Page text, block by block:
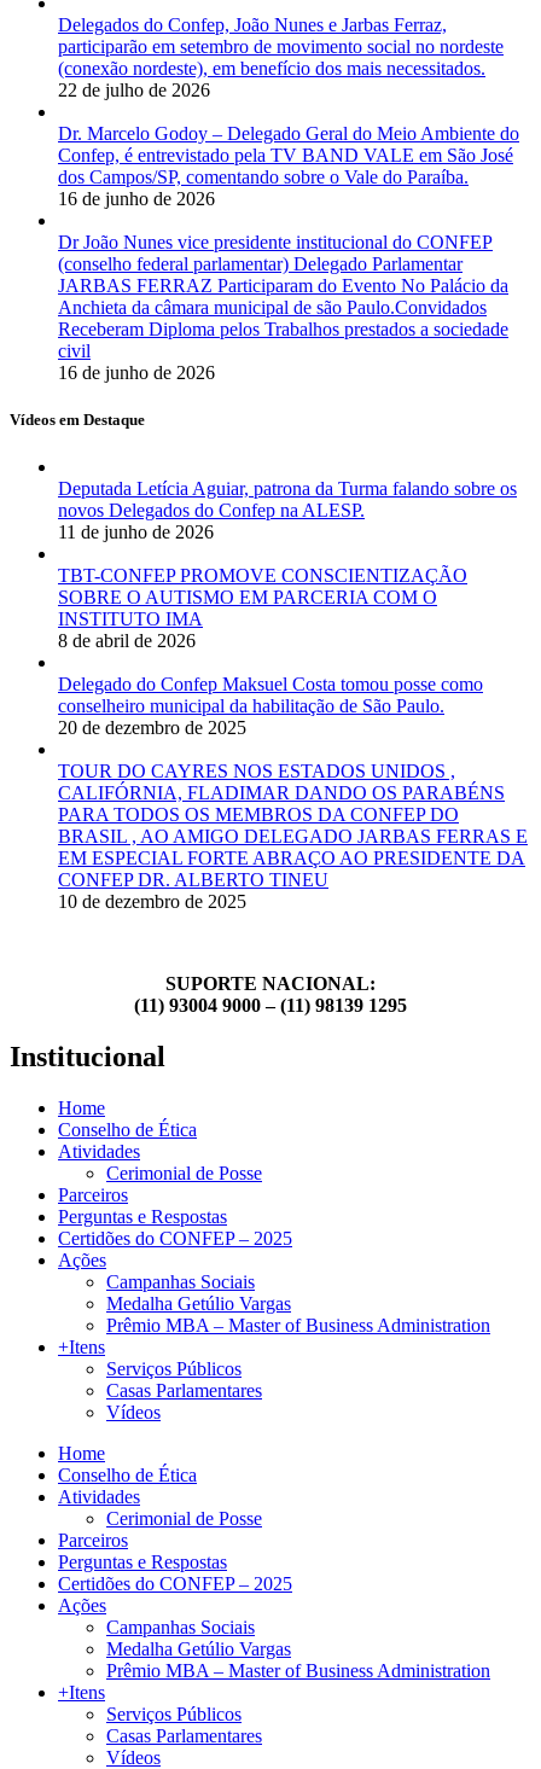
Delegados do Confep, João Nunes e Jarbas Ferraz,
participarão em setembro de movimento social no nordeste
(conexão nordeste), em benefício dos mais necessitados.
22 de julho de 2026
Dr. Marcelo Godoy – Delegado Geral do Meio Ambiente do
Confep, é entrevistado pela TV BAND VALE em São José
dos Campos/SP, comentando sobre o Vale do Paraíba.
16 de junho de 2026
Dr João Nunes vice presidente institucional do CONFEP
(conselho federal parlamentar) Delegado Parlamentar
JARBAS FERRAZ Participaram do Evento No Palácio da
Anchieta da câmara municipal de são Paulo.Convidados
Receberam Diploma pelos Trabalhos prestados a sociedade
civil
16 de junho de 2026
Vídeos em Destaque
Deputada Letícia Aguiar, patrona da Turma falando sobre os
novos Delegados do Confep na ALESP.
11 de junho de 2026
TBT-CONFEP PROMOVE CONSCIENTIZAÇÃO
SOBRE O AUTISMO EM PARCERIA COM O
INSTITUTO IMA
8 de abril de 2026
Delegado do Confep Maksuel Costa tomou posse como
conselheiro municipal da habilitação de São Paulo.
20 de dezembro de 2025
TOUR DO CAYRES NOS ESTADOS UNIDOS ,
CALIFÓRNIA, FLADIMAR DANDO OS PARABÉNS
PARA TODOS OS MEMBROS DA CONFEP DO
BRASIL , AO AMIGO DELEGADO JARBAS FERRAS E
EM ESPECIAL FORTE ABRAÇO AO PRESIDENTE DA
CONFEP DR. ALBERTO TINEU
10 de dezembro de 2025
SUPORTE NACIONAL:
(11) 93004 9000 – (11) 98139 1295
Institucional
Home
Conselho de Ética
Atividades
Cerimonial de Posse
Parceiros
Perguntas e Respostas
Certidões do CONFEP – 2025
Ações
Campanhas Sociais
Medalha Getúlio Vargas
Prêmio MBA – Master of Business Administration
+Itens
Serviços Públicos
Casas Parlamentares
Vídeos
Home
Conselho de Ética
Atividades
Cerimonial de Posse
Parceiros
Perguntas e Respostas
Certidões do CONFEP – 2025
Ações
Campanhas Sociais
Medalha Getúlio Vargas
Prêmio MBA – Master of Business Administration
+Itens
Serviços Públicos
Casas Parlamentares
Vídeos